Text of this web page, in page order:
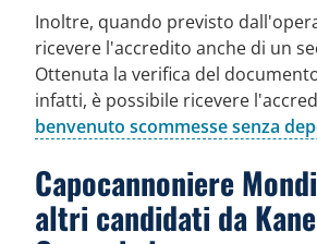
Inoltre, quando previsto
ricevere l'accredito anche di un
Ottenuta la verifica del
infatti, è possibile ricevere
benvenuto scommesse senza
Capocannoniere
altri candidati da